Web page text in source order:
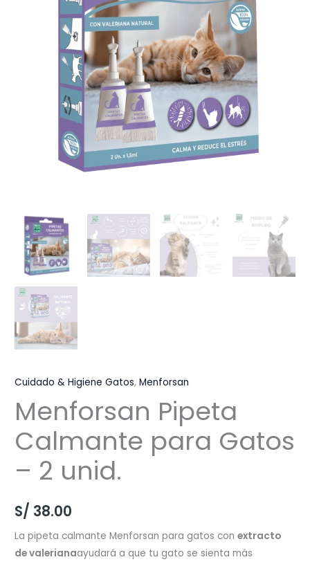
Cuidado & Higiene Gatos,Menforsan
Menforsan Pipeta
Calmante para Gatos
– 2 unid.
S/ 38.00
La pipeta calmante Menforsan para gatos conextracto
de valerianaayudará a que tu gato se sienta más